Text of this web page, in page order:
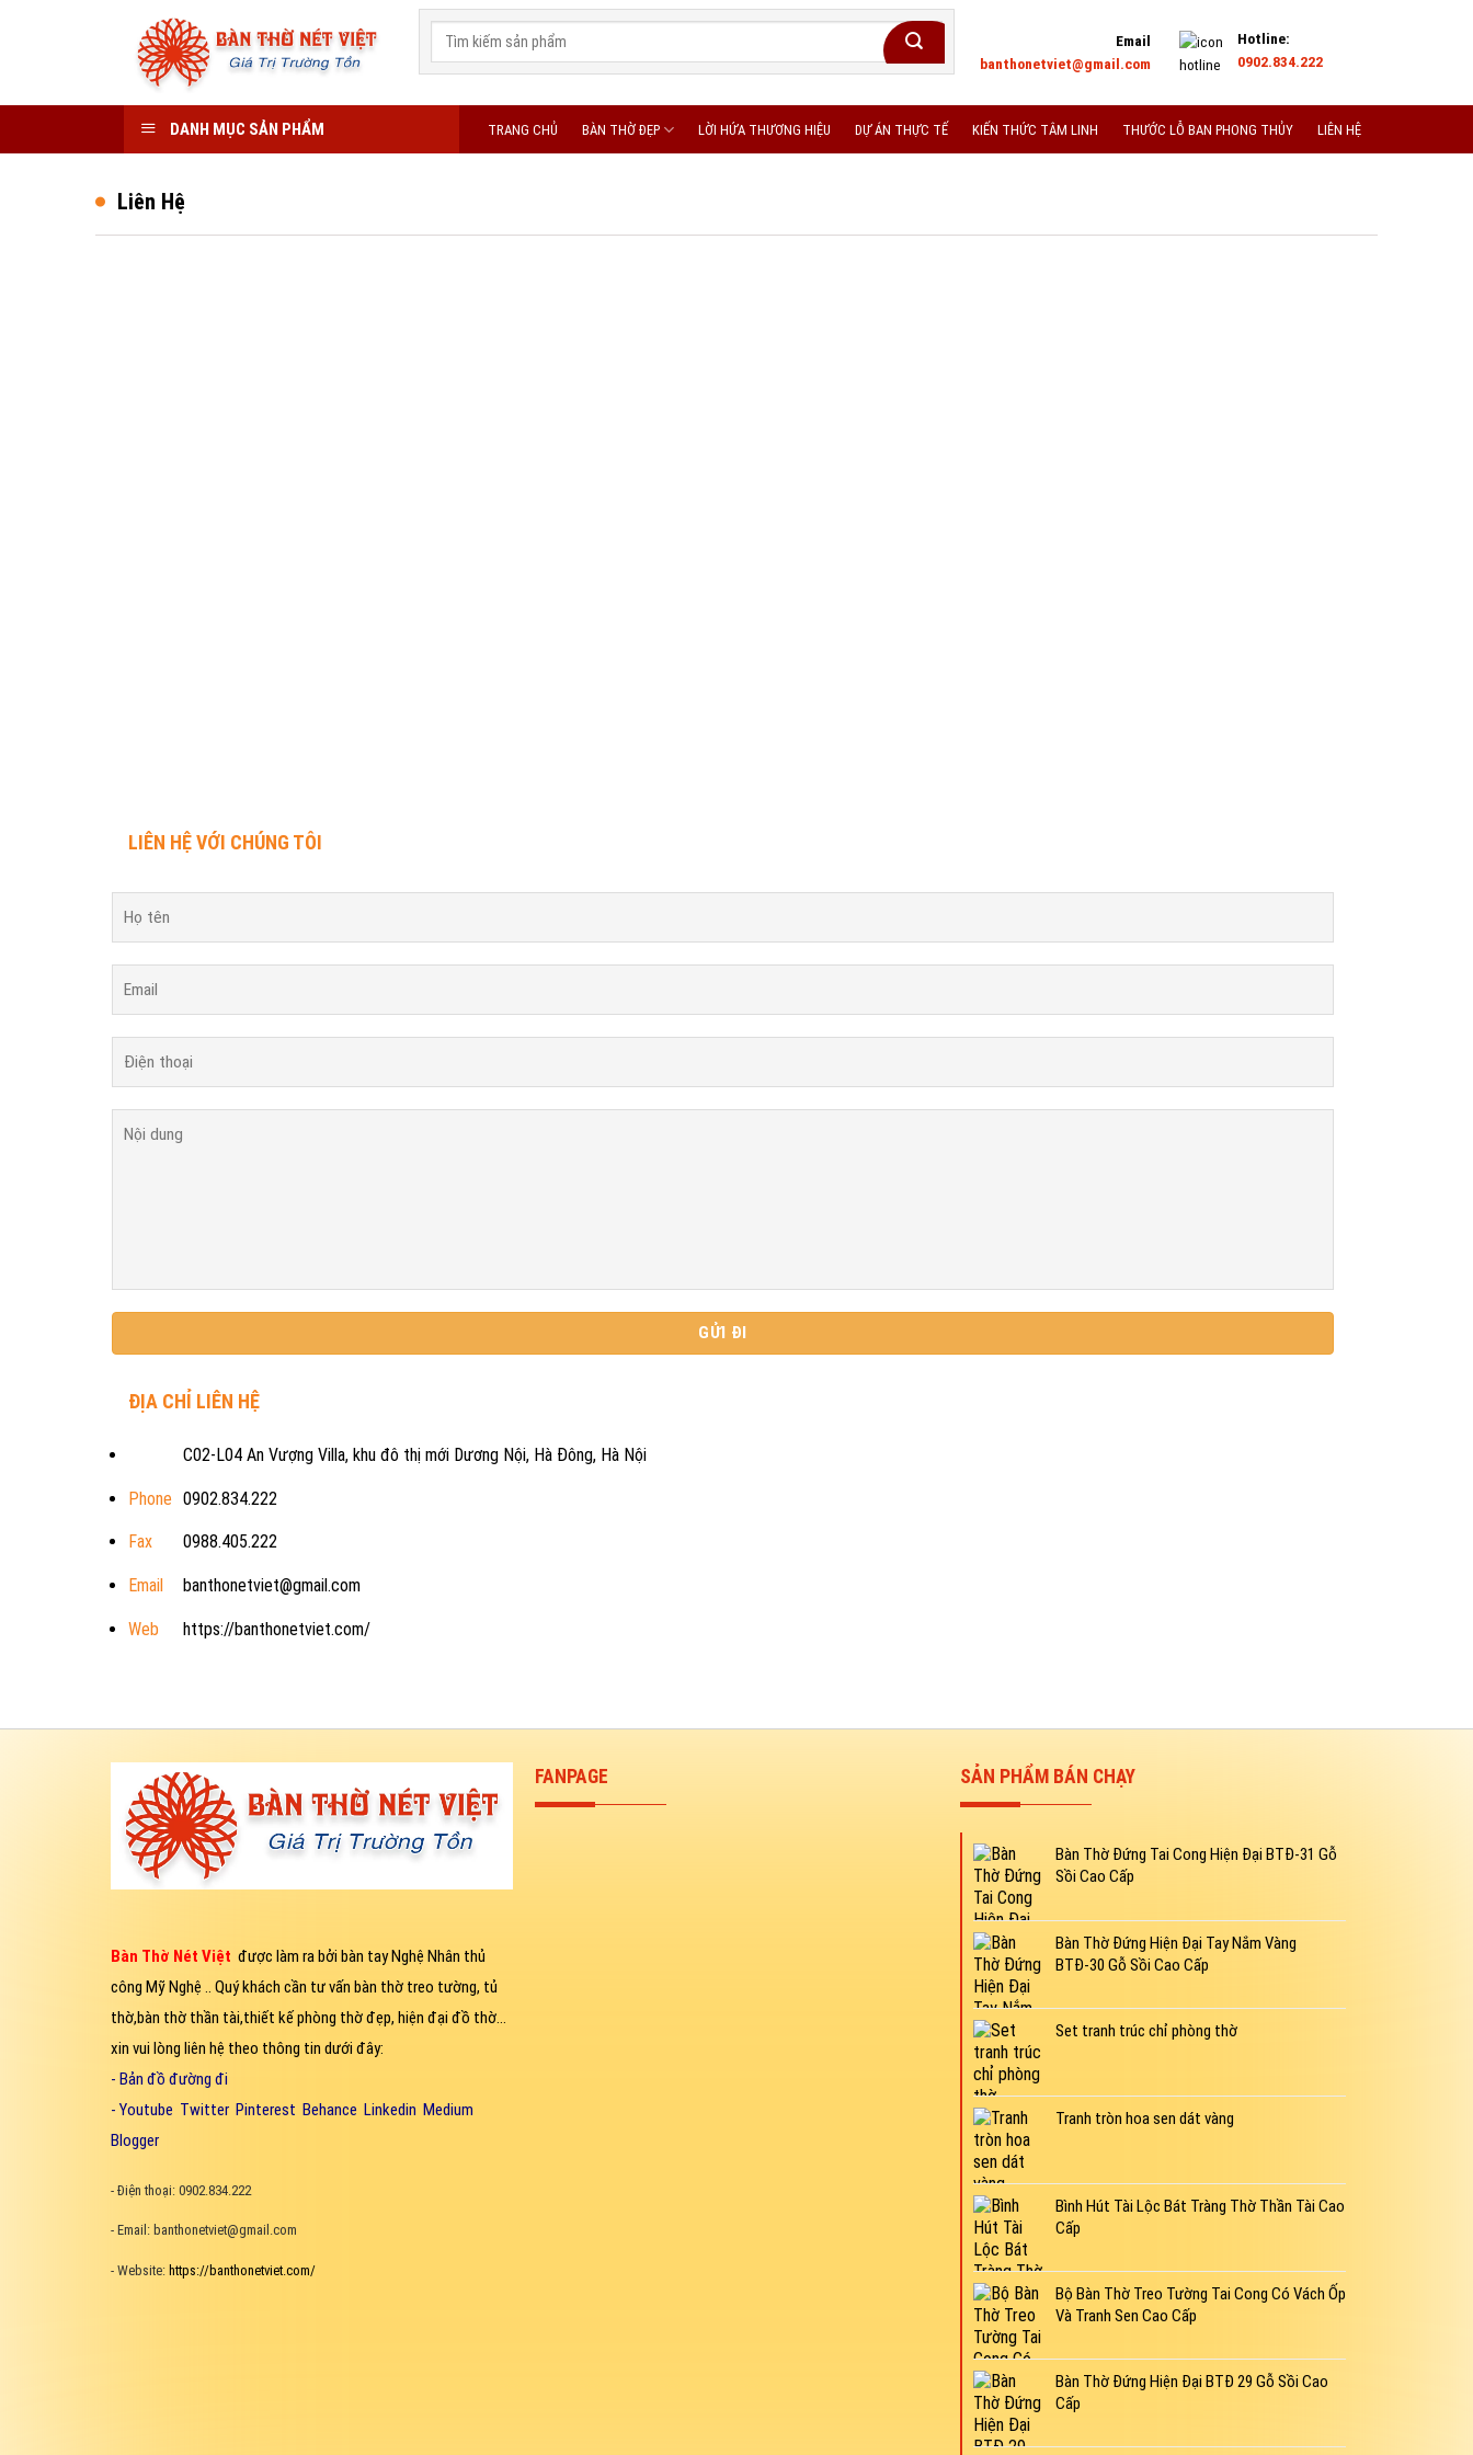
Email
banthonetviet@gmail.com
Hotline:
0902.834.222
DANH MỤC SẢN PHẨM TRANG CHỦ BÀN THỜ ĐẸP LỜI HỨA THƯƠNG HIỆU DỰ ÁN THỰC TẾ KIẾN THỨC TÂM LINH THƯỚC LỖ BAN PHONG THỦY LIÊN HỆ
Liên Hệ
LIÊN HỆ VỚI CHÚNG TÔI
ĐỊA CHỈ LIÊN HỆ
C02-L04 An Vượng Villa, khu đô thị mới Dương Nội, Hà Đông, Hà Nội
Phone 0902.834.222
Fax 0988.405.222
Email banthonetviet@gmail.com
Web https://banthonetviet.com/
Bàn Thờ Nét Việt được làm ra bởi bàn tay Nghệ Nhân thủ
công Mỹ Nghệ .. Quý khách cần tư vấn bàn thờ treo tường, tủ
thờ,bàn thờ thần tài,thiết kế phòng thờ đẹp, hiện đại đồ thờ...
xin vui lòng liên hệ theo thông tin dưới đây:
- Bản đồ đường đi
- Youtube Twitter Pinterest Behance Linkedin Medium
Blogger
- Điện thoại: 0902.834.222
- Email: banthonetviet@gmail.com
- Website: https://banthonetviet.com/
FANPAGE SẢN PHẨM BÁN CHẠY
Bàn Thờ Đứng Tai Cong Hiện Đại BTĐ-31 Gỗ
Sồi Cao Cấp
Bàn Thờ Đứng Hiện Đại Tay Nắm Vàng
BTĐ-30 Gỗ Sồi Cao Cấp
Set tranh trúc chỉ phòng thờ
Tranh tròn hoa sen dát vàng
Bình Hút Tài Lộc Bát Tràng Thờ Thần Tài Cao
Cấp
Bộ Bàn Thờ Treo Tường Tai Cong Có Vách Ốp
Và Tranh Sen Cao Cấp
Bàn Thờ Đứng Hiện Đại BTĐ 29 Gỗ Sồi Cao
Cấp